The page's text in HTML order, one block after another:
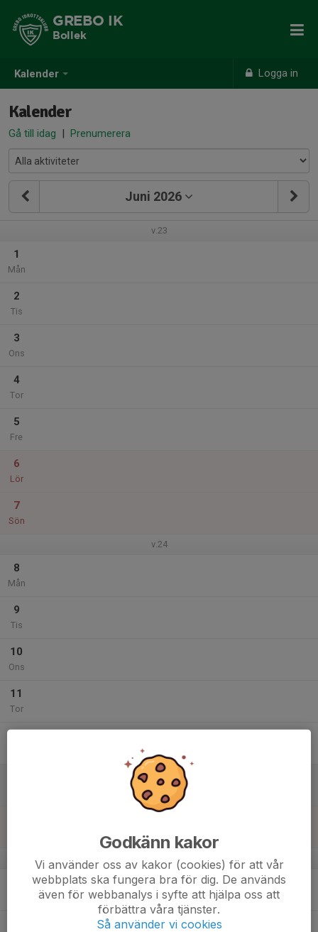
Kalender Logga in
GREBO IK
Bollek
Kalender
Gå till idag | Prenumerera
Juni 2026
v.23
1
Mån
2
Tis
3
Ons
4
Tor
5
Fre
6
Lör
7
Sön
v.24
8
Mån
9
Tis
10
Ons
11
Tor
v.25
Godkänn kakor
Vi använder oss av kakor (cookies) för att vår
webbplats ska fungera bra för dig. De används
även för webbanalys i syfte att hjälpa oss att
förbättra våra tjänster.
Så använder vi cookies